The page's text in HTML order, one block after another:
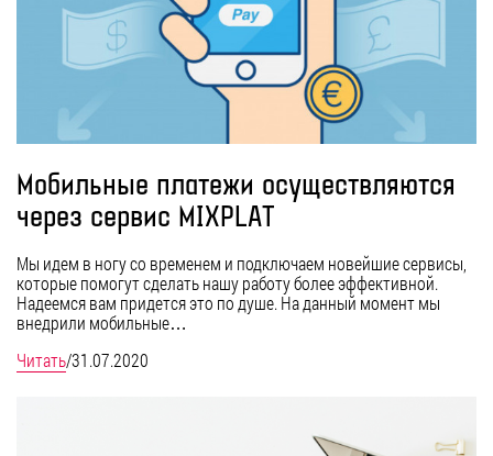
Мобильные платежи осуществляются
через сервис MIXPLAT
Мы идем в ногу со временем и подключаем новейшие сервисы,
которые помогут сделать нашу работу более эффективной.
Надеемся вам придется это по душе. На данный момент мы
внедрили мобильные…
Читать/31.07.2020